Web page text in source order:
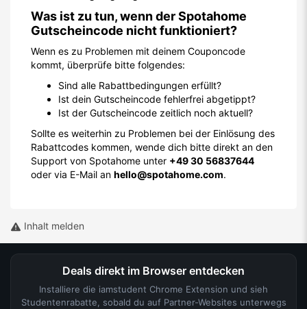
Was ist zu tun, wenn der Spotahome
Gutscheincode nicht funktioniert?
Wenn es zu Problemen mit deinem Couponcode
kommt, überprüfe bitte folgendes:
Sind alle Rabattbedingungen erfüllt?
Ist dein Gutscheincode fehlerfrei abgetippt?
Ist der Gutscheincode zeitlich noch aktuell?
Sollte es weiterhin zu Problemen bei der Einlösung des
Rabattcodes kommen, wende dich bitte direkt an den
Support von Spotahome unter +49 30 56837644
oder via E-Mail an hello@spotahome.com.
Inhalt melden
Deals direkt im Browser entdecken
Installiere die iamstudent Chrome Extension und sieh
Studentenrabatte, sobald du auf Partner-Websites unterwegs